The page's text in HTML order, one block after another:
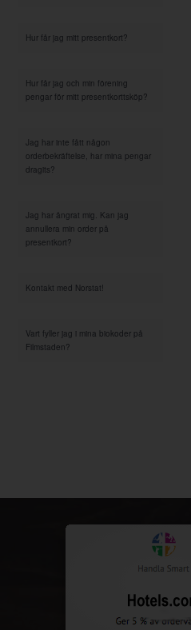
Hur får jag mitt presentkort?
Hur får jag och min förening
pengar för mitt presentkorttsköp?
Jag har inte fått någon
orderbekräftelse, har mina pengar
dragits?
Jag har ångrat mig. Kan jag
annullera min order på
presentkort?
Kontakt med Norstat!
Vart fyller jag i mina biokoder på
Filmstaden?